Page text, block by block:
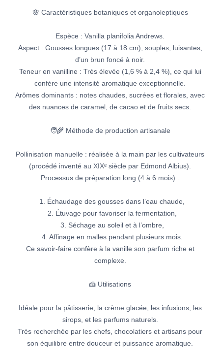
🌸 Caractéristiques botaniques et organoleptiques
Espèce : Vanilla planifolia Andrews.
Aspect : Gousses longues (17 à 18 cm), souples, luisantes,
d’un brun foncé à noir.
Teneur en vanilline : Très élevée (1,6 % à 2,4 %), ce qui lui
confère une intensité aromatique exceptionnelle.
Arômes dominants : notes chaudes, sucrées et florales, avec
des nuances de caramel, de cacao et de fruits secs.
🧑‍🌾 Méthode de production artisanale
Pollinisation manuelle : réalisée à la main par les cultivateurs
(procédé inventé au XIXᵉ siècle par Edmond Albius).
Processus de préparation long (4 à 6 mois) :
1. Échaudage des gousses dans l’eau chaude,
2. Étuvage pour favoriser la fermentation,
3. Séchage au soleil et à l’ombre,
4. Affinage en malles pendant plusieurs mois.
Ce savoir-faire confère à la vanille son parfum riche et
complexe.
🍰 Utilisations
Idéale pour la pâtisserie, la crème glacée, les infusions, les
sirops, et les parfums naturels.
Très recherchée par les chefs, chocolatiers et artisans pour
son équilibre entre douceur et puissance aromatique.